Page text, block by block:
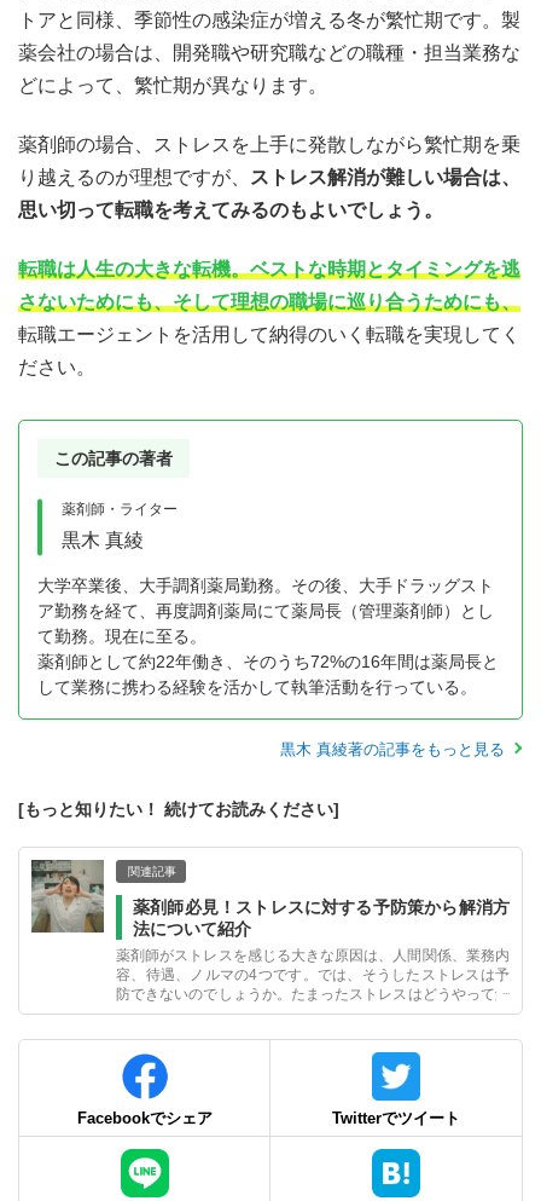
トアと同様、季節性の感染症が増える冬が繁忙期です。製
薬会社の場合は、開発職や研究職などの職種・担当業務な
どによって、繁忙期が異なります。
薬剤師の場合、ストレスを上手に発散しながら繁忙期を乗
り越えるのが理想ですが、
ストレス解消が難しい場合は、
思い切って転職を考えてみるのもよいでしょう。
転職は人生の大きな転機。ベストな時期とタイミングを逃
さないためにも、そして理想の職場に巡り合うためにも、
転職エージェントを活用して納得のいく転職を実現してく
ださい。
この記事の著者
薬剤師・ライター
黒木 真綾
大学卒業後、大手調剤薬局勤務。その後、大手ドラッグスト
ア勤務を経て、再度調剤薬局にて薬局長（管理薬剤師）とし
て勤務。現在に至る。
薬剤師として約22年働き、そのうち72%の16年間は薬局長と
して業務に携わる経験を活かして執筆活動を行っている。
黒木 真綾著の記事をもっと見る
[もっと知りたい！ 続けてお読みください]
関連記事
薬剤師必見！ストレスに対する予防策から解消方
法について紹介
薬剤師がストレスを感じる大きな原因は、人間関係、業務内
容、待遇、ノルマの4つです。では、そうしたストレスは予
防できないのでしょうか。たまったストレスはどうやって解
消すればよいのでしょうか。今回は、薬剤師のストレスへの
Facebookでシェア Twitterでツイート